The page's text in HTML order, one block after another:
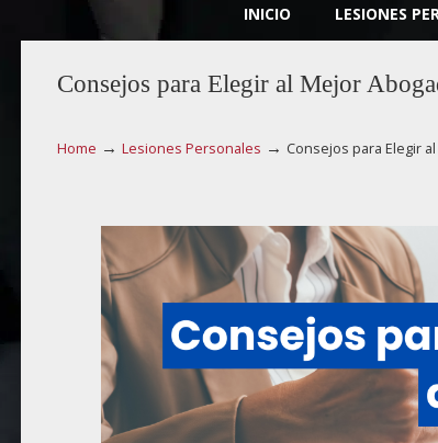
INICIO LESIONES
Consejos para Elegir al Mejor
Home → Lesiones Personales → Consejos para Elegir